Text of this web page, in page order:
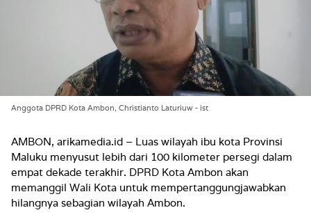
Anggota DPRD Kota Ambon, Christianto Laturiuw - ist
AMBON, arikamedia.id – Luas wilayah ibu kota Provinsi
Maluku menyusut lebih dari 100 kilometer persegi dalam
empat dekade terakhir. DPRD Kota Ambon akan
memanggil Wali Kota untuk mempertanggungjawabkan
hilangnya sebagian wilayah Ambon.